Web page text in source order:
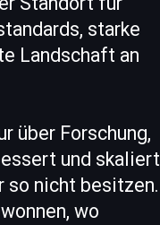
starke
Landschaft an
über Forschung,
und skaliert
so nicht besitzen.
wo